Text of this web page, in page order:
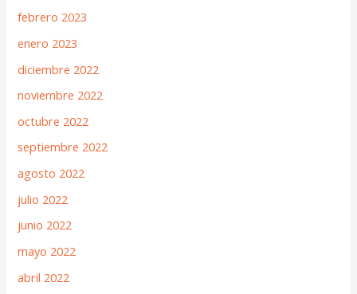
febrero 2023
enero 2023
diciembre 2022
noviembre 2022
octubre 2022
septiembre 2022
agosto 2022
julio 2022
junio 2022
mayo 2022
abril 2022